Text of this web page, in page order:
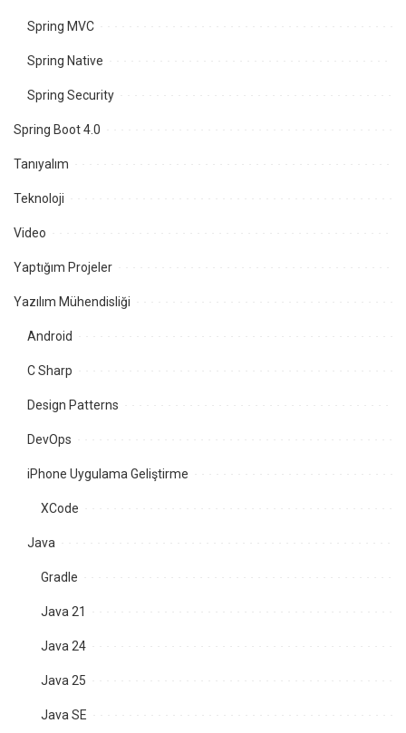
Spring MVC
Spring Native
Spring Security
Spring Boot 4.0
Tanıyalım
Teknoloji
Video
Yaptığım Projeler
Yazılım Mühendisliği
Android
C Sharp
Design Patterns
DevOps
iPhone Uygulama Geliştirme
XCode
Java
Gradle
Java 21
Java 24
Java 25
Java SE